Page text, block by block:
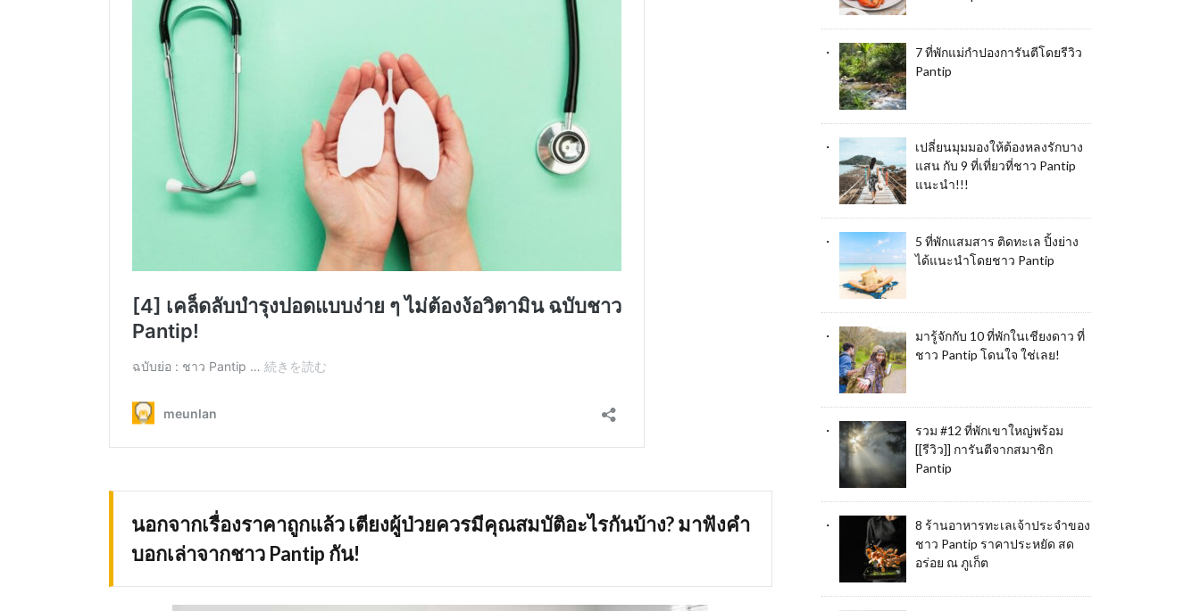
นอกจากเรื่องราคาถูกแล้ว เตียงผู้ป่วยควรมีคุณสมบัติอะไรกันบ้าง? มาฟังคำ
บอกเล่าจากชาว Pantip กัน!
7 ที่พักแม่กำปองการันตีโดยรีวิว
Pantip
เปลี่ยนมุมมองให้ต้องหลงรักบาง
แสน กับ 9 ที่เที่ยวที่ชาว Pantip
แนะนำ!!!
5 ที่พักแสมสาร ติดทะเล ปิ้งย่าง
ได้แนะนำโดยชาว Pantip
มารู้จักกับ 10 ที่พักในเชียงดาว ที่
ชาว Pantip โดนใจ ใช่เลย!
รวม #12 ที่พักเขาใหญ่พร้อม
[[รีวิว]] การันตีจากสมาชิก
Pantip
8 ร้านอาหารทะเลเจ้าประจำของ
ชาว Pantip ราคาประหยัด สด
อร่อย ณ ภูเก็ต